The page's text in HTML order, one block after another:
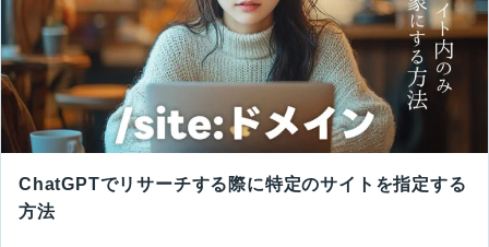
ChatGPTでリサーチする際に特定のサイトを指定する
方法